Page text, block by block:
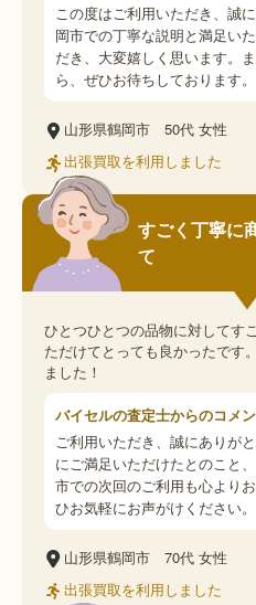
この度はご利用いただき、誠
岡市での丁寧な説明と満足い
だき、大変嬉しく思います。
ら、ぜひお待ちしております。
山形県鶴岡市 50代 女性
出張買取を利用しました
すごく丁寧に
て
ひとつひとつの品物に対してす
ただけてとっても良かったです
ました！
バイセルの査定士からのコメ
ご利用いただき、誠にありが
にご満足いただけたとのこと
市での次回のご利用も心より
ひお気軽にお声がけください。
山形県鶴岡市 70代 女性
出張買取を利用しました